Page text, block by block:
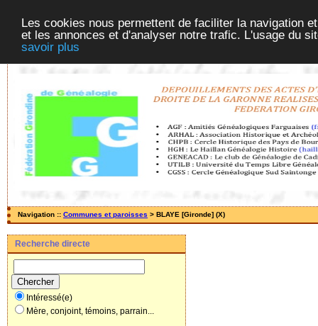
Les cookies nous permettent de faciliter la navigation
et les annonces et d'analyser notre trafic. L'usage du
savoir plus
Navigation :: Communes et paroisses > BLAYE [Gironde] (X)
Recherche directe
Intéressé(e)
Mère, conjoint, témoins, parrain...